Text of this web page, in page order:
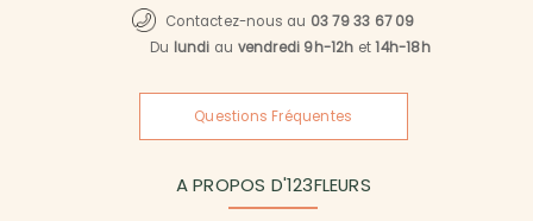
Contactez-nous au 03 79 33 67 09
Du lundi au vendredi 9h-12h et14h-18h
Questions Fréquentes
A PROPOS D'123FLEURS